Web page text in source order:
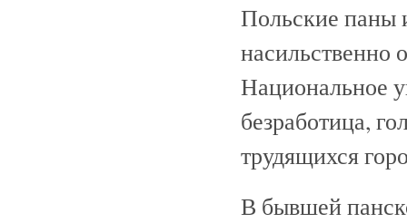
Польские паны
насильственно
Национальное
безработица,
трудящихся
В бывшей